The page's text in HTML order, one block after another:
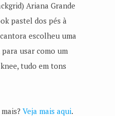
Ariana Grande
pastel dos pés à
escolheu uma
usar como um
tudo em tons
Veja mais aqui.